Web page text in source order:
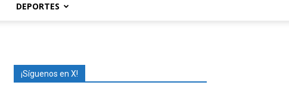
DEPORTES
¡Síguenos en X!